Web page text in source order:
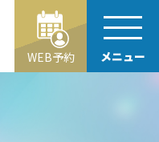
WEB予約 メニュー